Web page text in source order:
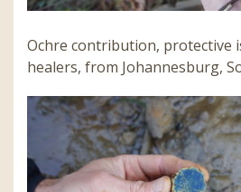
Ochre contribution, protective
healers, from Johannesburg,